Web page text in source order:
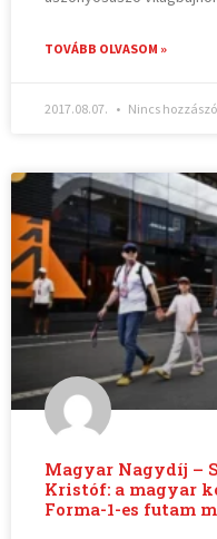
TOVÁBB OLVASOM »
2017.08.07. Nincs
Magyar Nagydíj –
Kristóf: a magyar
Forma-1-es futam